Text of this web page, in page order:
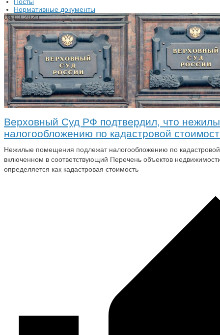
Нормативные документы
03.03.2020
Верховный Суд РФ подтвердил, что
налогообложению по кадастровой
Нежилые помещения подлежат налогообложению по кадастровой
включенном в соответствующий Перечень объектов
определяется как кадастровая стоимость